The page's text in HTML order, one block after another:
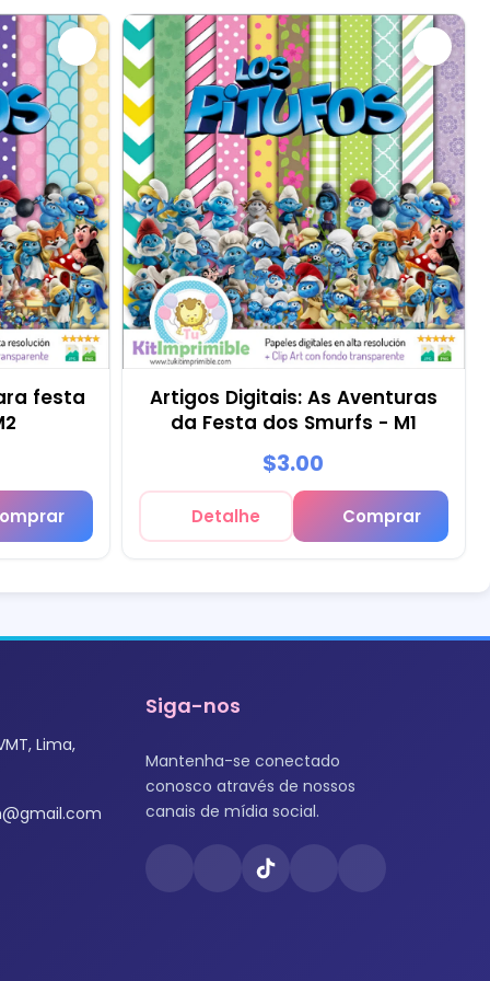
festa
Artigos Digitais: As Aventuras
da Festa dos Smurfs - M1
$3.00
Detalhe Comprar
Lima,
Siga-nos
Mantenha-se conectado
conosco através de nossos
canais de mídia social.